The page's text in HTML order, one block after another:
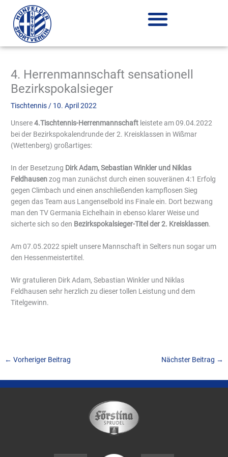
Inhalt
springen
4. Herrenmannschaft sensationell
Bezirkspokalsieger
Tischtennis / 10. April 2022
Unsere4.Tischtennis-Herrenmannschaft leistete am 09.04.2022
bei der Bezirkspokalendrunde der 2. Kreisklassen in Wißmar
(Wettenberg) großartiges:
In der Besetzung Dirk Adam, Sebastian Winkler und Niklas
Feldhausenzog man zunächst durch einen souveränen 4:1 Erfolg
gegen Climbach und einen anschließenden kampflosen Sieg
gegen das Team aus Langenselbold ins Finale ein. Dort bezwang
man den TV Germania Eichelhain in ebenso klarer Weise und
sicherte sich so den Bezirkspokalsieger-Titel der 2. Kreisklassen.
Am 07.05.2022 spielt unsere Mannschaft in Selters nun sogar um
den Hessenmeistertitel.
Wir gratulieren Dirk Adam, Sebastian Winkler und Niklas
Feldhausen sehr herzlich zu dieser tollen Leistung und dem
Titelgewinn.
← Vorheriger Beitrag Nächster Beitrag →